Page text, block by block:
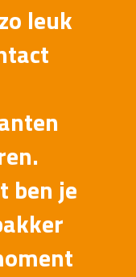
leuk
ben je